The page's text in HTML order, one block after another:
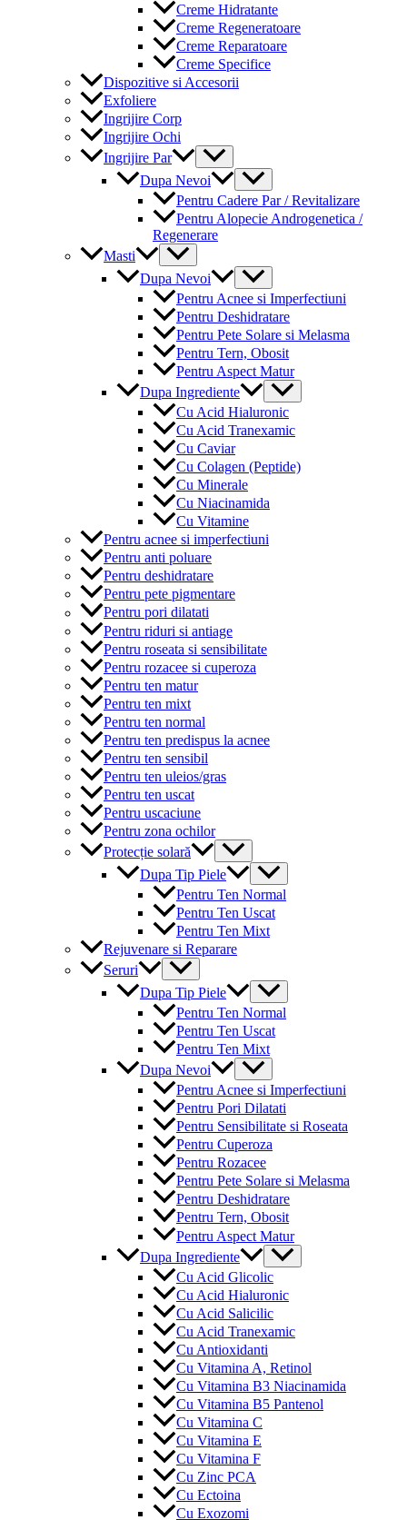
Creme Hidratante
Creme Regeneratoare
Creme Reparatoare
Creme Specifice
Dispozitive si Accesorii
Exfoliere
Ingrijire Corp
Ingrijire Ochi
Ingrijire Par
Menu
Toggle
Dupa Nevoi
Menu
Toggle
Pentru Cadere Par / Revitalizare
Pentru Alopecie Androgenetica /
Regenerare
Masti
Menu
Toggle
Dupa Nevoi
Menu
Toggle
Pentru Acnee si Imperfectiuni
Pentru Deshidratare
Pentru Pete Solare si Melasma
Pentru Tern, Obosit
Pentru Aspect Matur
Dupa Ingrediente
Menu
Toggle
Cu Acid Hialuronic
Cu Acid Tranexamic
Cu Caviar
Cu Colagen (Peptide)
Cu Minerale
Cu Niacinamida
Cu Vitamine
Pentru acnee si imperfectiuni
Pentru anti poluare
Pentru deshidratare
Pentru pete pigmentare
Pentru pori dilatati
Pentru riduri si antiage
Pentru roseata si sensibilitate
Pentru rozacee si cuperoza
Pentru ten matur
Pentru ten mixt
Pentru ten normal
Pentru ten predispus la acnee
Pentru ten sensibil
Pentru ten uleios/gras
Pentru ten uscat
Pentru uscaciune
Pentru zona ochilor
Protecție solară
Menu
Toggle
Dupa Tip Piele
Menu
Toggle
Pentru Ten Normal
Pentru Ten Uscat
Pentru Ten Mixt
Rejuvenare si Reparare
Seruri
Menu
Toggle
Dupa Tip Piele
Menu
Toggle
Pentru Ten Normal
Pentru Ten Uscat
Pentru Ten Mixt
Dupa Nevoi
Menu
Toggle
Pentru Acnee si Imperfectiuni
Pentru Pori Dilatati
Pentru Sensibilitate si Roseata
Pentru Cuperoza
Pentru Rozacee
Pentru Pete Solare si Melasma
Pentru Deshidratare
Pentru Tern, Obosit
Pentru Aspect Matur
Dupa Ingrediente
Menu
Toggle
Cu Acid Glicolic
Cu Acid Hialuronic
Cu Acid Salicilic
Cu Acid Tranexamic
Cu Antioxidanti
Cu Vitamina A, Retinol
Cu Vitamina B3 Niacinamida
Cu Vitamina B5 Pantenol
Cu Vitamina C
Cu Vitamina E
Cu Vitamina F
Cu Zinc PCA
Cu Ectoina
Cu Exozomi